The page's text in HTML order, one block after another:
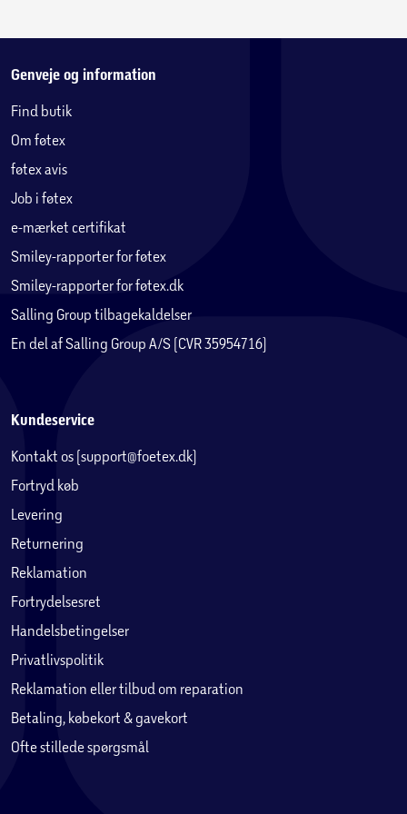
Genveje og information
Find butik
Om føtex
føtex avis
Job i føtex
e-mærket certifikat
Smiley-rapporter for føtex
Smiley-rapporter for føtex.dk
Salling Group tilbagekaldelser
En del af Salling Group A/S (CVR 35954716)
Kundeservice
Kontakt os (support@foetex.dk)
Fortryd køb
Levering
Returnering
Reklamation
Fortrydelsesret
Handelsbetingelser
Privatlivspolitik
Reklamation eller tilbud om reparation
Betaling, købekort & gavekort
Ofte stillede spørgsmål